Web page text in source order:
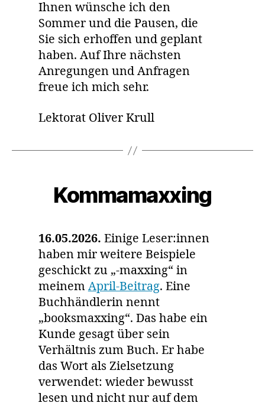
Ihnen wünsche ich den
Sommer und die Pausen, die
Sie sich erhoffen und geplant
haben. Auf Ihre nächsten
Anregungen und Anfragen
freue ich mich sehr.
Lektorat Oliver Krull
Kommamaxxing
16.05.2026. Einige Leser:innen
haben mir weitere Beispiele
geschickt zu „-maxxing“ in
meinem April-Beitrag. Eine
Buchhändlerin nennt
„booksmaxxing“. Das habe ein
Kunde gesagt über sein
Verhältnis zum Buch. Er habe
das Wort als Zielsetzung
verwendet: wieder bewusst
lesen und nicht nur auf dem